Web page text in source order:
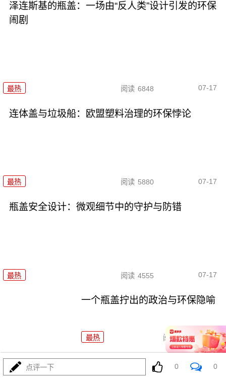
泽连斯基的瓶盖：一场由“反人类”设计引发的环保
闹剧
最热 阅读 6848 07-17
连体盖与垃圾船：欧盟塑料治理的环保悖论
最热 阅读 5880 07-17
瓶盖安全设计：微观细节中的守护与防错
最热 阅读 4555 07-17
一个瓶盖拧出的政治与环保隐喻
最热 阅读 4984
日韩股市重挫：半导体失速与中
国外贸的危与机
点评一下 0 0